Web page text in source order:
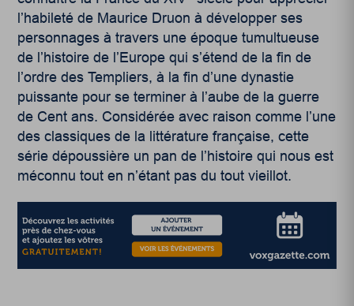
l’habileté de Maurice Druon à développer ses
personnages à travers une époque tumultueuse
de l’histoire de l’Europe qui s’étend de la fin de
l’ordre des Templiers, à la fin d’une dynastie
puissante pour se terminer à l’aube de la guerre
de Cent ans. Considérée avec raison comme l’une
des classiques de la littérature française, cette
série dépoussière un pan de l’histoire qui nous est
méconnu tout en n’étant pas du tout vieillot.